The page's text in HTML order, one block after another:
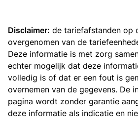
Disclaimer: de tariefafstanden op
overgenomen van de
Deze informatie is met zorg
echter mogelijk dat deze
volledig is of dat er een fout is
overnemen van de gegevens. De
pagina wordt zonder garantie
deze informatie als indicatie en